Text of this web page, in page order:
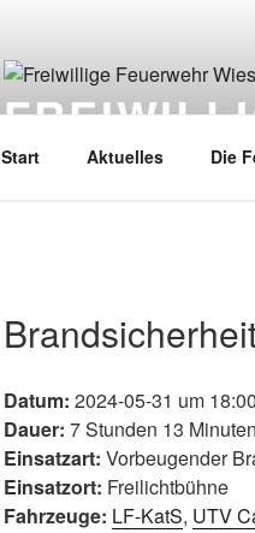
Start Aktuelles Die
Datum: 2024-05-31 um
Dauer: 7 Stunden 13 Minuten
Einsatzart: Vorbeugender
Einsatzort: Freilichtbühne
Fahrzeuge: LF-KatS, UTV